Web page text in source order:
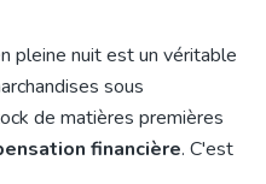
pleine nuit est un véritable
sous
de matières premières
financière. C'est